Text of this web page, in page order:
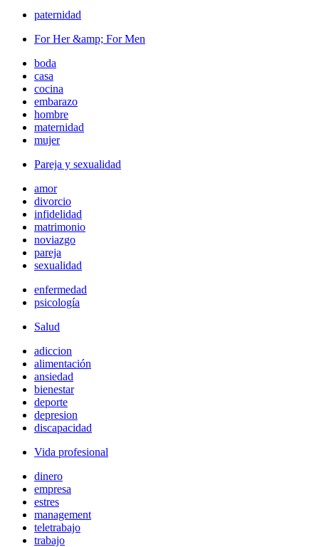
paternidad
For Her &amp; For Men
boda
casa
cocina
embarazo
hombre
maternidad
mujer
Pareja y sexualidad
amor
divorcio
infidelidad
matrimonio
noviazgo
pareja
sexualidad
enfermedad
psicología
Salud
adiccion
alimentación
ansiedad
bienestar
deporte
depresion
discapacidad
Vida profesional
dinero
empresa
estres
management
teletrabajo
trabajo